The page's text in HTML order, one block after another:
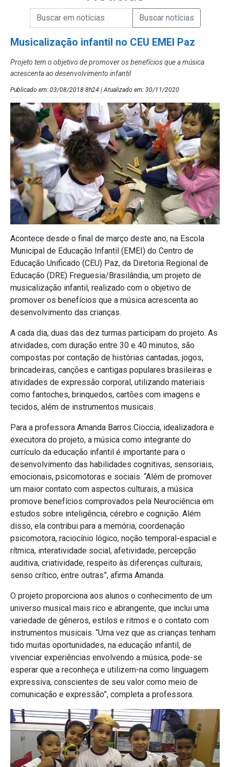
Campo de Busca de Notícias
Campo de Busca de informaçõesEnviar a Busca de Notícias
Musicalização infantil no CEU EMEI Paz
Projeto tem o objetivo de promover os benefícios que a música
acrescenta ao desenvolvimento infantil
Publicado em: 03/08/2018 8h24 | Atualizado em: 30/11/2020
Acontece desde o final de março deste ano, na Escola
Municipal de Educação Infantil (EMEI) do Centro de
Educação Unificado (CEU) Paz, da Diretoria Regional de
Educação (DRE) Freguesia/Brasilândia, um projeto de
musicalização infantil, realizado com o objetivo de
promover os benefícios que a música acrescenta ao
desenvolvimento das crianças.
A cada dia, duas das dez turmas participam do projeto. As
atividades, com duração entre 30 e 40 minutos, são
compostas por contação de histórias cantadas, jogos,
brincadeiras, canções e cantigas populares brasileiras e
atividades de expressão corporal, utilizando materiais
como fantoches, brinquedos, cartões com imagens e
tecidos, além de instrumentos musicais.
Para a professora Amanda Barros Cioccia, idealizadora e
executora do projeto, a música como integrante do
currículo da educação infantil é importante para o
desenvolvimento das habilidades cognitivas, sensoriais,
emocionais, psicomotoras e sociais. “Além de promover
um maior contato com aspectos culturais, a música
promove benefícios comprovados pela Neurociência em
estudos sobre inteligência, cérebro e cognição. Além
disso, ela contribui para a memória, coordenação
psicomotora, raciocínio lógico, noção temporal-espacial e
rítmica, interatividade social, afetividade, percepção
auditiva, criatividade, respeito às diferenças culturais,
senso crítico, entre outras”, afirma Amanda.
O projeto proporciona aos alunos o conhecimento de um
universo musical mais rico e abrangente, que inclui uma
variedade de gêneros, estilos e ritmos e o contato com
instrumentos musicais. “Uma vez que as crianças tenham
tido muitas oportunidades, na educação infantil, de
vivenciar experiências envolvendo a música, pode-se
esperar que a reconheça e utilizem-na como linguagem
expressiva, conscientes de seu valor como meio de
comunicação e expressão”, completa a professora.